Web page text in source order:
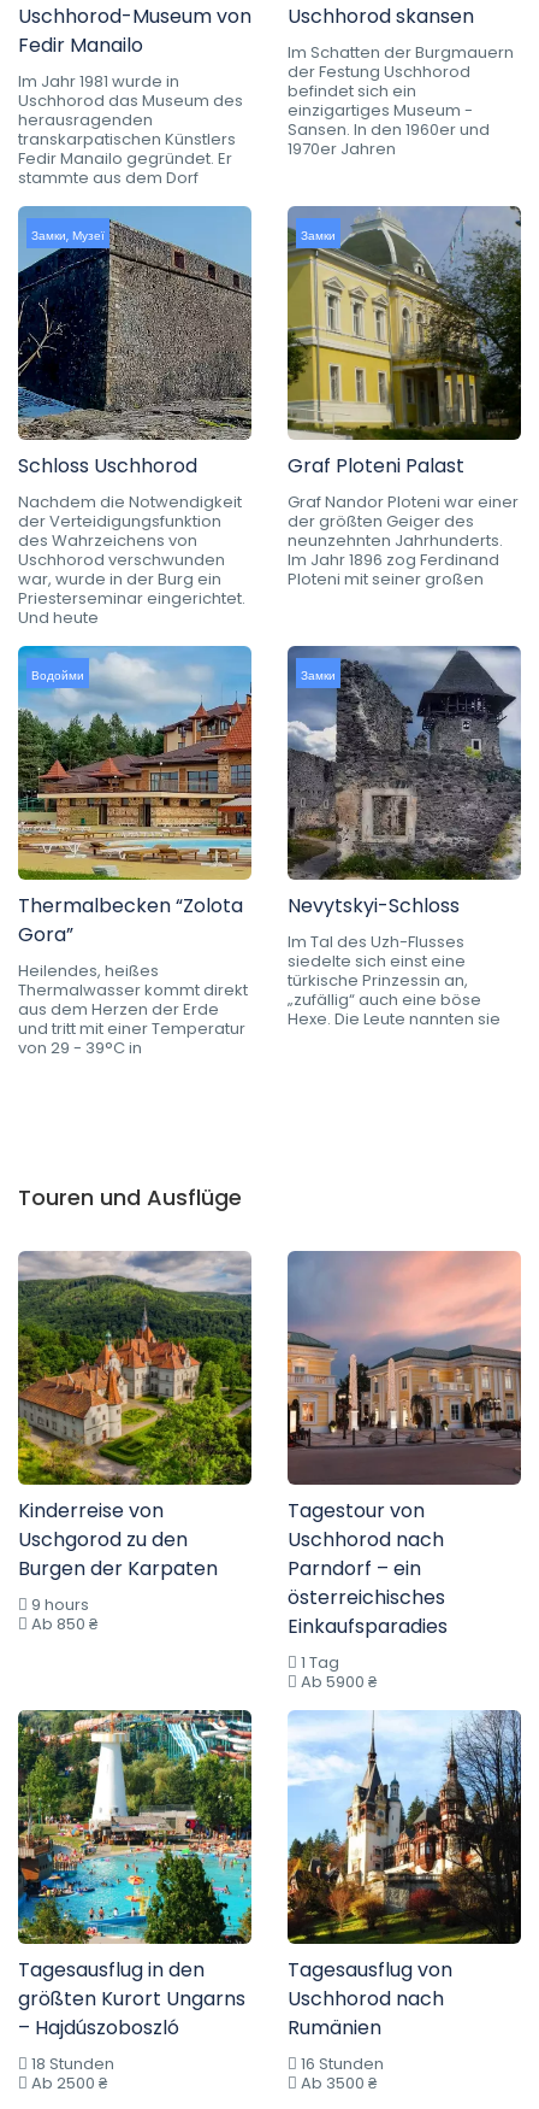
Uschhorod-Museum von
Fedir Manailo
Im Jahr 1981 wurde in
Uschhorod das Museum des
herausragenden
transkarpatischen Künstlers
Fedir Manailo gegründet. Er
stammte aus dem Dorf
Uschhorod skansen
Im Schatten der Burgmauern
der Festung Uschhorod
befindet sich ein
einzigartiges Museum -
Sansen. In den 1960er und
1970er Jahren
Замки, Музеї
Schloss Uschhorod
Nachdem die Notwendigkeit
der Verteidigungsfunktion
des Wahrzeichens von
Uschhorod verschwunden
war, wurde in der Burg ein
Priesterseminar eingerichtet.
Und heute
Замки
Graf Ploteni Palast
Graf Nandor Ploteni war einer
der größten Geiger des
neunzehnten Jahrhunderts.
Im Jahr 1896 zog Ferdinand
Ploteni mit seiner großen
Водойми
Thermalbecken “Zolota
Gora”
Heilendes, heißes
Thermalwasser kommt direkt
aus dem Herzen der Erde
und tritt mit einer Temperatur
von 29 - 39°C in
Замки
Nevytskyi-Schloss
Im Tal des Uzh-Flusses
siedelte sich einst eine
türkische Prinzessin an,
„zufällig“ auch eine böse
Hexe. Die Leute nannten sie
Touren und Ausflüge
Kinderreise von
Uschgorod zu den
Burgen der Karpaten
9 hours
Ab 850 ₴
Tagestour von
Uschhorod nach
Parndorf – ein
österreichisches
Einkaufsparadies
1 Tag
Ab 5900 ₴
Tagesausflug in den
größten Kurort Ungarns
– Hajdúszoboszló
18 Stunden
Ab 2500 ₴
Tagesausflug von
Uschhorod nach
Rumänien
16 Stunden
Ab 3500 ₴